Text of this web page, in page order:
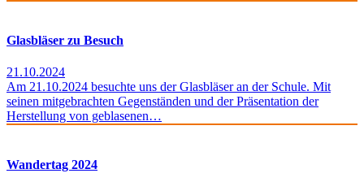
Glasbläser zu Besuch
21.10.2024
Am 21.10.2024 besuchte uns der Glasbläser an der Schule. Mit
seinen mitgebrachten Gegenständen und der Präsentation der
Herstellung von geblasenen…
Wandertag 2024